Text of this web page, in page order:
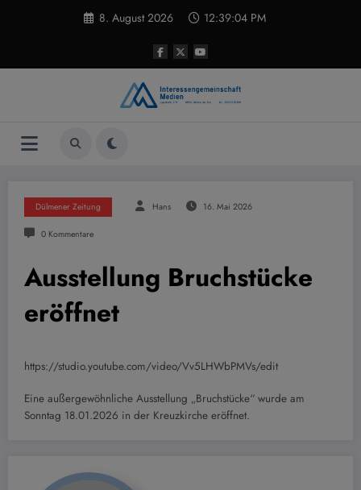
8. August 2026 12:39:04 PM
Dülmener Zeitung Hans 16. Mai 2026
0 Kommentare
Ausstellung Bruchstücke
eröffnet
https://studio.youtube.com/video/Vv5LHWbPMVs/edit
Eine außergewöhnliche Ausstellung „Bruchstücke“ wurde am
Sonntag 18.01.2026 in der Kreuzkirche eröffnet.